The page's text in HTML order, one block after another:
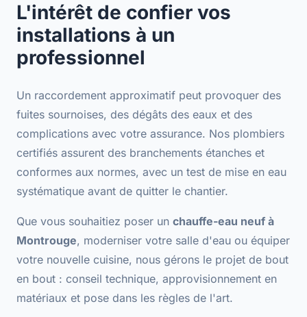
L'intérêt de confier vos
installations à un
professionnel
Un raccordement approximatif peut provoquer des
fuites sournoises, des dégâts des eaux et des
complications avec votre assurance. Nos plombiers
certifiés assurent des branchements étanches et
conformes aux normes, avec un test de mise en eau
systématique avant de quitter le chantier.
Que vous souhaitiez poser un chauffe-eau neuf à
Montrouge, moderniser votre salle d'eau ou équiper
votre nouvelle cuisine, nous gérons le projet de bout
en bout : conseil technique, approvisionnement en
matériaux et pose dans les règles de l'art.